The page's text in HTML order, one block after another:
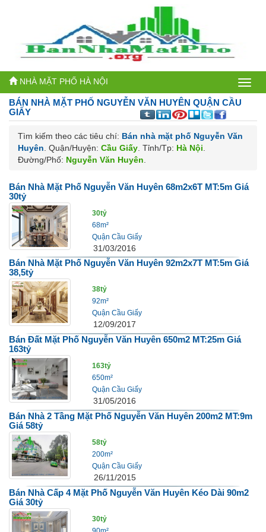
Bán
nhà
Nội
NHÀ MẶT PHỐ HÀ NỘI
BÁN NHÀ MẶT PHỐ NGUYỄN VĂN HUYÊN QUẬN CẦU
GIẤY
Tìm kiếm theo các tiêu chí: Bán nhà mặt phố Nguyễn Văn
Huyên . Quận/Huyện: Cầu Giấy . Tỉnh/Tp: Hà Nội
Đường/Phố: Nguyễn Văn Huyên
Bán Nhà Mặt Phố Nguyễn Văn Huyên 68m2x6T MT:5m Giá
30tỷ
30tỷ
68m²
Quận Cầu Giấy
31/03/2016
Bán Nhà Mặt Phố Nguyễn Văn Huyên 92m2x7T MT:5m Giá
38,5tỷ
38tỷ
92m²
Quận Cầu Giấy
12/09/2017
Bán Đất Mặt Phố Nguyễn Văn Huyên 650m2 MT:25m Giá
163tỷ
163tỷ
650m²
Quận Cầu Giấy
31/05/2016
Bán Nhà 2 Tầng Mặt Phố Nguyễn Văn Huyên 200m2 MT:9m
Giá 58tỷ
58tỷ
200m²
Quận Cầu Giấy
26/11/2015
Bán Nhà Cấp 4 Mặt Phố Nguyễn Văn Huyên Kéo Dài 90m2
Giá 30tỷ
30tỷ